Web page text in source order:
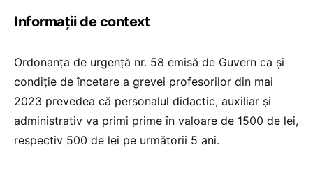
Informații de context
Ordonanța de urgență nr. 58 emisă de Guvern ca și
condiție de încetare a grevei profesorilor din mai
2023 prevedea că personalul didactic, auxiliar și
administrativ va primi prime în valoare de 1500 de lei,
respectiv 500 de lei pe următorii 5 ani.